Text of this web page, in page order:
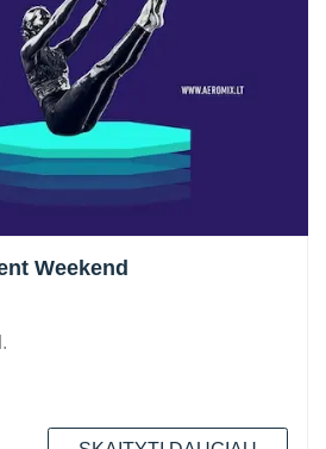
Weekend